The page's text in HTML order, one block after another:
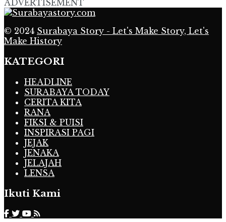
ADVERTISEMENT
© 2024 Surabaya Story - Let's Make Story, Let's
Make History
KATEGORI
HEADLINE
SURABAYA TODAY
CERITA KITA
RANA
FIKSI & PUISI
INSPIRASI PAGI
JEJAK
JENAKA
JELAJAH
LENSA
Ikuti Kami